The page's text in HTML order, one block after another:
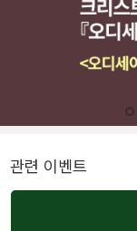
관련 이벤트